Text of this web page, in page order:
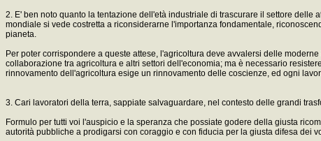
2. E' ben noto quanto la tentazione dell'età industriale di trascurare il settore
mondiale si vede costretta a riconsiderarne l'importanza fondamentale,
pianeta.
Per poter corrispondere a queste attese, l'agricoltura deve avvalersi delle
collaborazione tra agricoltura e altri settori dell'economia; ma è necessario
rinnovamento dell'agricoltura esige un rinnovamento delle coscienze, ed ogni
3. Cari lavoratori della terra, sappiate salvaguardare, nel contesto delle grandi
Formulo per tutti voi l'auspicio e la speranza che possiate godere della giusta
autorità pubbliche a prodigarsi con coraggio e con fiducia per la giusta difesa dei